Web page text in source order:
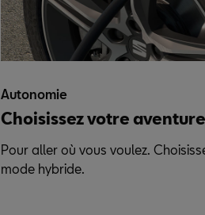
Autonomie
Choisissez votre aventure
Pour aller où vous voulez.
mode hybride.